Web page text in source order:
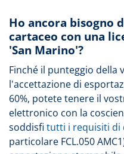
Ho ancora bisogno
cartaceo con una
'San Marino'?
Finché il punteggio della
l'accettazione di
60%, potete tenere il
elettronico con la
soddisfi tutti i requisiti di
particolare FCL.050